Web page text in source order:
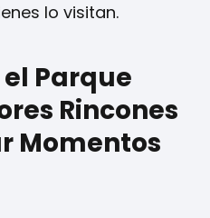
lo visitan.
Parque
Rincones
Momentos